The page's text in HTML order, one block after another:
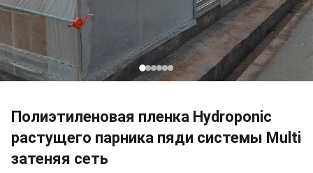
Полиэтиленовая пленка Hydroponic
растущего парника пяди системы Multi
затеняя сеть